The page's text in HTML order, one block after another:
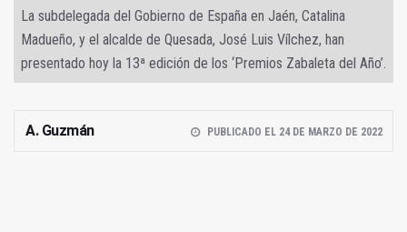
La subdelegada del Gobierno de España en Jaén, Catalina
Madueño, y el alcalde de Quesada, José Luis Vílchez, han
presentado hoy la 13ª edición de los ‘Premios Zabaleta del Año’.
A. Guzmán PUBLICADO EL 24 DE MARZO DE 2022